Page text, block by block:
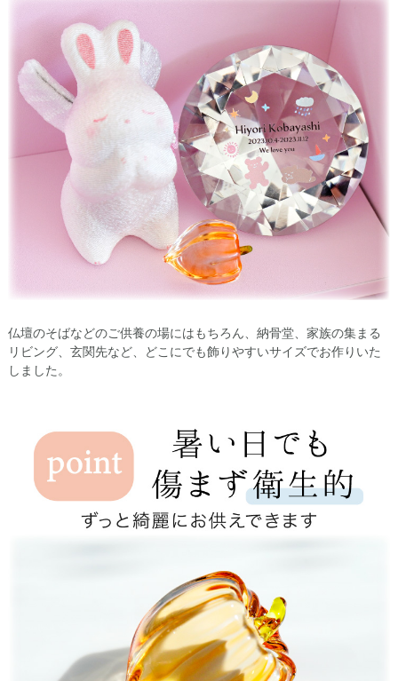
仏壇のそばなどのご供養の場にはもちろん、納骨堂、家族の集まる
リビング、玄関先など、どこにでも飾りやすいサイズでお作りいた
しました。